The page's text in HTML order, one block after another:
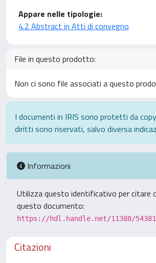
Appare nelle tipologie:
4.2 Abstract in Atti di convegno
File in questo prodotto:
Non ci sono file associati a questo
I documenti in IRIS sono protetti da
diritti sono riservati, salvo diversa
Informazioni
Utilizza questo identificativo per citare
questo documento:
https://hdl.handle.net/11388/54381
Citazioni